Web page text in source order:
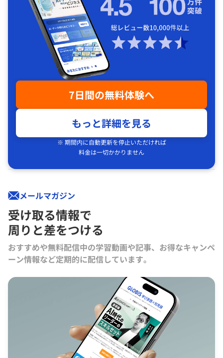
7日間の無料体験へ
もっと詳細を見る
※ 期間内に自動更新を停止いただければ
料金は一切かかりません
メールマガジン
受け取る情報で
周りと差をつける
おすすめや無料配信中の学習動画や記事、お得なキャンペ
ーン情報など定期的に配信しています。